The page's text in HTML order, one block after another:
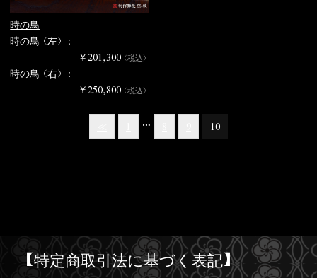
時の鳥
時の鳥（左） :
￥201,300 （税込）
時の鳥（右） :
￥250,800 （税込）
… 10
【特定商取引法に基づく表記】